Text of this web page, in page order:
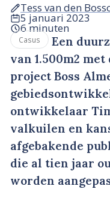
Tess van den
5 januari 2023
6 minuten
Casus
Een
van 1.500m2
project Boss
ontwikkelaar
valkuilen en
afgebakende
die al tien jaar
worden